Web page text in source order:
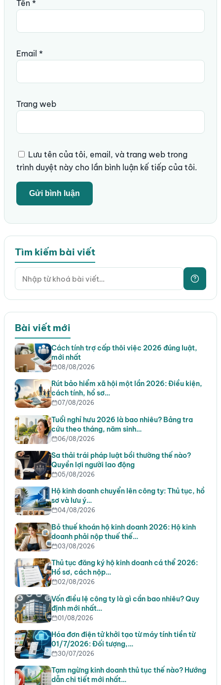
Tên *
Email *
Trang web
Lưu tên của tôi, email, và trang web trong
trình duyệt này cho lần bình luận kế tiếp của tôi.
Tìm kiếm bài viết
Bài viết mới
Cách tính trợ cấp thôi việc 2026 đúng luật,
mới nhất
08/08/2026
Rút bảo hiểm xã hội một lần 2026: Điều kiện,
cách tính, hồ sơ…
07/08/2026
Tuổi nghỉ hưu 2026 là bao nhiêu? Bảng tra
cứu theo tháng, năm sinh…
06/08/2026
Sa thải trái pháp luật bồi thường thế nào?
Quyền lợi người lao động
05/08/2026
Hộ kinh doanh chuyển lên công ty: Thủ tục, hồ
sơ và lưu ý…
04/08/2026
Bỏ thuế khoán hộ kinh doanh 2026: Hộ kinh
doanh phải nộp thuế thế…
03/08/2026
Thủ tục đăng ký hộ kinh doanh cá thể 2026:
Hồ sơ, cách nộp…
02/08/2026
Vốn điều lệ công ty là gì cần bao nhiêu? Quy
định mới nhất…
01/08/2026
Hóa đơn điện tử khởi tạo từ máy tính tiền từ
01/7/2026: Đối tượng,…
30/07/2026
Tạm ngừng kinh doanh thủ tục thế nào? Hướng
dẫn chi tiết mới nhất…